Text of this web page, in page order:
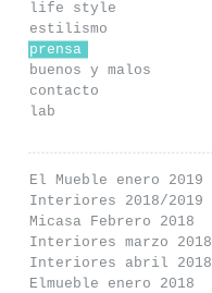
life style
estilismo
prensa
buenos y malos
contacto
lab
El Mueble enero 2019
Interiores 2018/2019
Micasa Febrero 2018
Interiores marzo 2018
Interiores abril 2018
Elmueble enero 2018